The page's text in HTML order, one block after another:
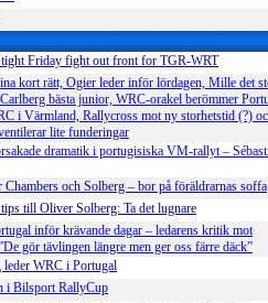
Friday fight out front for TGR-WRT
kort rätt, Ogier leder inför lördagen, Mille det
bästa junior, WRC-orakel berömmer
i Värmland, Rallycross mot ny storhetstid (?)
lite funderingar
dramatik i portugisiska VM-rallyt –
och Solberg – bor på föräldrarnas soffa
till Oliver Solberg: Ta det lugnare
inför krävande dagar – ledarens kritik mot
gör tävlingen längre men ger oss färre däck”
WRC i Portugal
i Bilsport RallyCup